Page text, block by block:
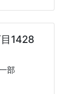
1428
部